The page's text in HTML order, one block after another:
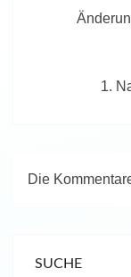
1.
Die
SUCHE